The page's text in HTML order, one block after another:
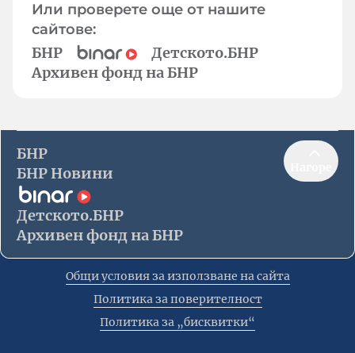
Или проверете още от нашите
сайтове:
БНР
Детското.БНР
Архивен фонд на БНР
БНР
БНР Новини
Детското.БНР
Архивен фонд на БНР
Общи условия за използване на сайта
Политика за поверителност
Политика за „бисквитки“